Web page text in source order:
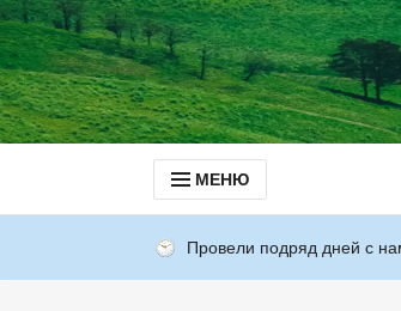
МЕНЮ
Провели подряд дней с